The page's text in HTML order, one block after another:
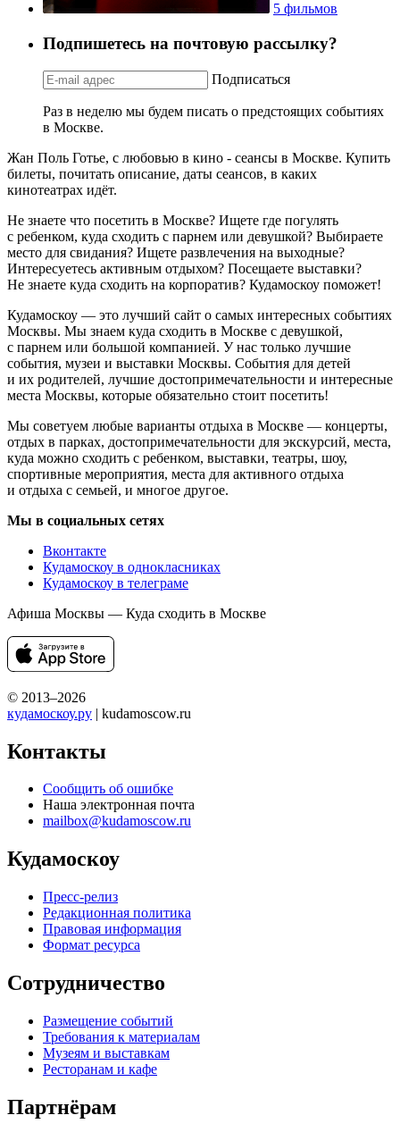
5 фильмов
Подпишетесь на почтовую рассылку?
Подписаться
Раз в неделю мы будем писать о предстоящих событиях
в Москве.
Жан Поль Готье, с любовью в кино - сеансы в Москве. Купить
билеты, почитать описание, даты сеансов, в каких
кинотеатрах идёт.
Не знаете что посетить в Москве? Ищете где погулять
с ребенком, куда сходить с парнем или девушкой? Выбираете
место для свидания? Ищете развлечения на выходные?
Интересуетесь активным отдыхом? Посещаете выставки?
Не знаете куда сходить на корпоратив? Кудамоскоу поможет!
Кудамоскоу — это лучший сайт о самых интересных событиях
Москвы. Мы знаем куда сходить в Москве с девушкой,
с парнем или большой компанией. У нас только лучшие
события, музеи и выставки Москвы. События для детей
и их родителей, лучшие достопримечательности и интересные
места Москвы, которые обязательно стоит посетить!
Мы советуем любые варианты отдыха в Москве — концерты,
отдых в парках, достопримечательности для экскурсий, места,
куда можно сходить с ребенком, выставки, театры, шоу,
спортивные мероприятия, места для активного отдыха
и отдыха с семьей, и многое другое.
Мы в социальных сетях
Вконтакте
Кудамоскоу в однокласниках
Кудамоскоу в телеграме
Афиша Москвы — Куда сходить в Москве
© 2013–2026
кудамоскоу.ру | kudamoscow.ru
Контакты
Сообщить об ошибке
Наша электронная почта
mailbox@kudamoscow.ru
Кудамоскоу
Пресс-релиз
Редакционная политика
Правовая информация
Формат ресурса
Сотрудничество
Размещение событий
Требования к материалам
Музеям и выставкам
Ресторанам и кафе
Партнёрам